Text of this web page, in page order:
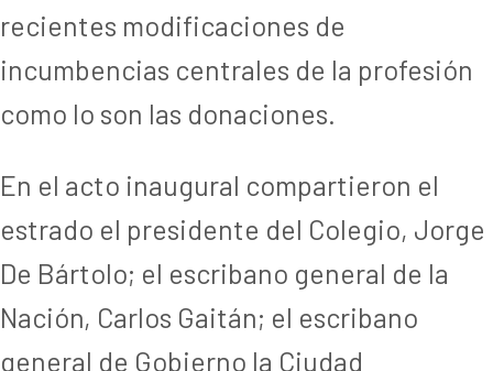
recientes modificaciones de
incumbencias centrales de la profesión
como lo son las donaciones.
En el acto inaugural compartieron el
estrado el presidente del Colegio, Jorge
De Bártolo; el escribano general de la
Nación, Carlos Gaitán; el escribano
general de Gobierno la Ciudad